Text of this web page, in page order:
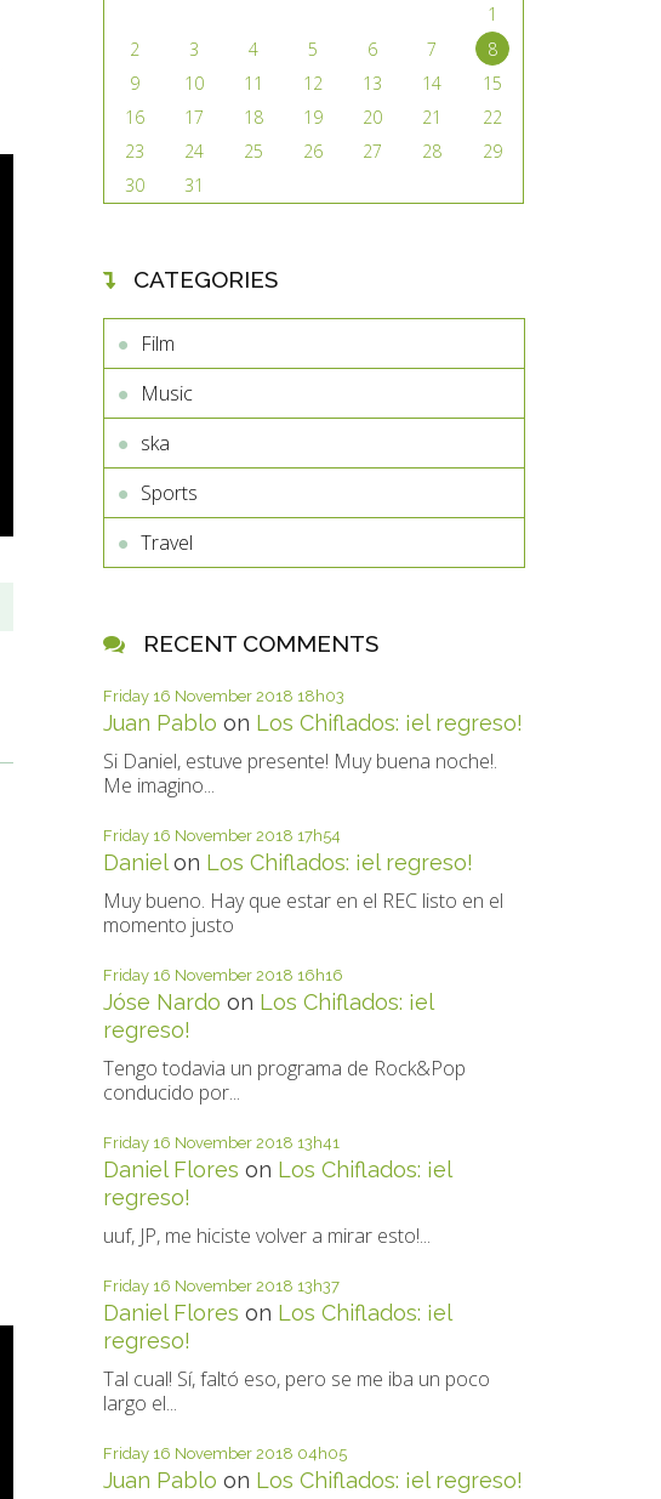
1
2
3 4 5 6 7
8
9
10 11 12 13 14
15
16
17 18 19 20 21
22
23
24 25 26 27 28
29
30
31
CATEGORIES
Film
Music
ska
Sports
Travel
RECENT COMMENTS
Friday 16 November 2018 18h03
Juan Pablo on Los Chiflados: ¡el regreso!
Si Daniel, estuve presente! Muy buena noche!.
Me imagino...
Friday 16 November 2018 17h54
Danielon Los Chiflados: ¡el regreso!
Muy bueno. Hay que estar en el REC listo en el
momento justo
Friday 16 November 2018 16h16
Jóse Nardo on Los Chiflados: ¡el
regreso!
Tengo todavia un programa de Rock&Pop
conducido por...
Friday 16 November 2018 13h41
Daniel Flores on Los Chiflados: ¡el
regreso!
uuf, JP, me hiciste volver a mirar esto!...
Friday 16 November 2018 13h37
Daniel Flores on Los Chiflados: ¡el
regreso!
Tal cual! Sí, faltó eso, pero se me iba un poco
largo el...
Friday 16 November 2018 04h05
Juan Pablo on Los Chiflados: ¡el regreso!